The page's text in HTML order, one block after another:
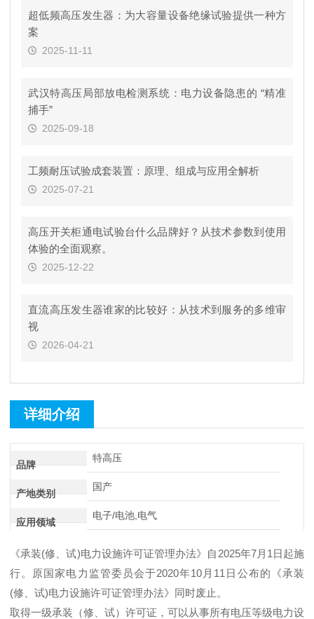
超低频高压发生器：为大容量设备绝缘试验提供一种方
案
2025-11-11
武汉特高压局部放电检测系统：电力设备隐患的 “精准
捕手”
2025-09-18
工频耐压试验成套装置：原理、组成与应用全解析
2025-07-21
高压开关柜通电试验台什么品牌好？从技术参数到使用
体验的全面观察。
2025-12-22
直流高压发生器谁家的比较好：从技术到服务的多维审
视
2026-04-21
详细介绍
品牌
特高压
产地类别
国产
应用领域
电子/电池,电气
《承装(修、试)电力设施许可证管理办法》自2025年7月1日起施
行。原国家电力监管委员会于2020年10月11日公布的《承装
(修、试)电力设施许可证管理办法》同时废止。
取得一级承装（修、试）许可证，可以从事所有电压等级电力设